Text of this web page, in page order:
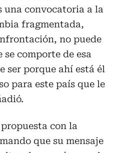
una convocatoria a la
fragmentada,
no puede
comporte de esa
ser porque ahí está él
para este país que le
con la
que su mensaje